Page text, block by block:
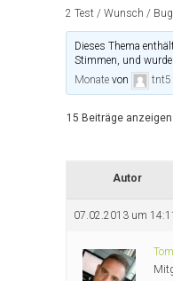
2 Test / Wunsch / Bug
Dieses Thema
Stimmen, und
Monate von tnt5
15 Beiträge
Autor
07.02.2013 um
Tom